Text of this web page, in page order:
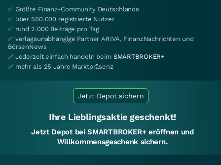
✅ Größte Finanz-Community Deutschlands
✅ über 550.000 registrierte Nutzer
✅ rund 2.000 Beiträge pro Tag
✅ verlagsunabhängige Partner ARIVA, FinanzNachrichten und
BörsenNews
✅ Jederzeit einfach handeln beim SMARTBROKER+
✅ mehr als 25 Jahre Marktpräsenz
Jetzt Depot sichern
Ihre Lieblingsaktie geschenkt!
Jetzt Depot bei SMARTBROKER+ eröffnen und
Willkommensgeschenk sichern.